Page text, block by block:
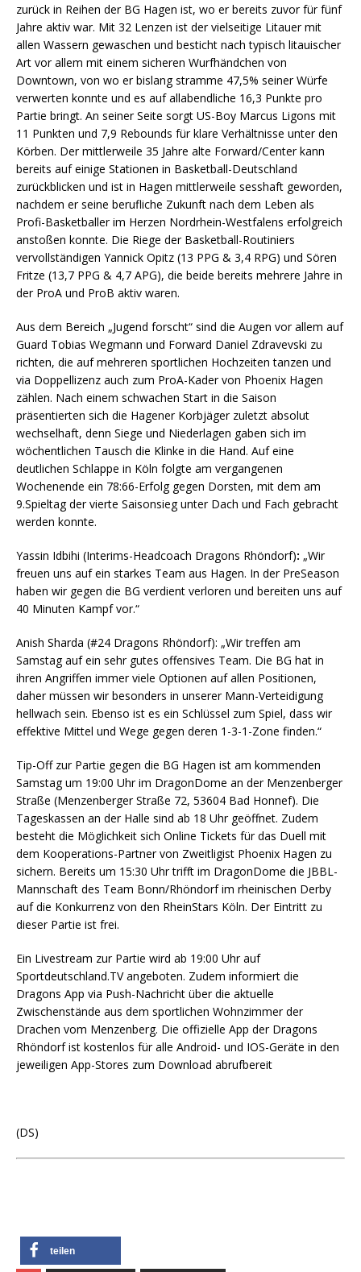
zurück in Reihen der BG Hagen ist, wo er bereits zuvor für fünf
Jahre aktiv war. Mit 32 Lenzen ist der vielseitige Litauer mit
allen Wassern gewaschen und besticht nach typisch litauischer
Art vor allem mit einem sicheren Wurfhändchen von
Downtown, von wo er bislang stramme 47,5% seiner Würfe
verwerten konnte und es auf allabendliche 16,3 Punkte pro
Partie bringt. An seiner Seite sorgt US-Boy Marcus Ligons mit
11 Punkten und 7,9 Rebounds für klare Verhältnisse unter den
Körben. Der mittlerweile 35 Jahre alte Forward/Center kann
bereits auf einige Stationen in Basketball-Deutschland
zurückblicken und ist in Hagen mittlerweile sesshaft geworden,
nachdem er seine berufliche Zukunft nach dem Leben als
Profi-Basketballer im Herzen Nordrhein-Westfalens erfolgreich
anstoßen konnte. Die Riege der Basketball-Routiniers
vervollständigen Yannick Opitz (13 PPG & 3,4 RPG) und Sören
Fritze (13,7 PPG & 4,7 APG), die beide bereits mehrere Jahre in
der ProA und ProB aktiv waren.
Aus dem Bereich „Jugend forscht“ sind die Augen vor allem auf
Guard Tobias Wegmann und Forward Daniel Zdravevski zu
richten, die auf mehreren sportlichen Hochzeiten tanzen und
via Doppellizenz auch zum ProA-Kader von Phoenix Hagen
zählen. Nach einem schwachen Start in die Saison
präsentierten sich die Hagener Korbjäger zuletzt absolut
wechselhaft, denn Siege und Niederlagen gaben sich im
wöchentlichen Tausch die Klinke in die Hand. Auf eine
deutlichen Schlappe in Köln folgte am vergangenen
Wochenende ein 78:66-Erfolg gegen Dorsten, mit dem am
9.Spieltag der vierte Saisonsieg unter Dach und Fach gebracht
werden konnte.
Yassin Idbihi (Interims-Headcoach Dragons Rhöndorf): „Wir
freuen uns auf ein starkes Team aus Hagen. In der PreSeason
haben wir gegen die BG verdient verloren und bereiten uns auf
40 Minuten Kampf vor.“
Anish Sharda (#24 Dragons Rhöndorf): „Wir treffen am
Samstag auf ein sehr gutes offensives Team. Die BG hat in
ihren Angriffen immer viele Optionen auf allen Positionen,
daher müssen wir besonders in unserer Mann-Verteidigung
hellwach sein. Ebenso ist es ein Schlüssel zum Spiel, dass wir
effektive Mittel und Wege gegen deren 1-3-1-Zone finden.“
Tip-Off zur Partie gegen die BG Hagen ist am kommenden
Samstag um 19:00 Uhr im DragonDome an der Menzenberger
Straße (Menzenberger Straße 72, 53604 Bad Honnef). Die
Tageskassen an der Halle sind ab 18 Uhr geöffnet. Zudem
besteht die Möglichkeit sich Online Tickets für das Duell mit
dem Kooperations-Partner von Zweitligist Phoenix Hagen zu
sichern. Bereits um 15:30 Uhr trifft im DragonDome die JBBL-
Mannschaft des Team Bonn/Rhöndorf im rheinischen Derby
auf die Konkurrenz von den RheinStars Köln. Der Eintritt zu
dieser Partie ist frei.
Ein Livestream zur Partie wird ab 19:00 Uhr auf
Sportdeutschland.TV angeboten. Zudem informiert die
Dragons App via Push-Nachricht über die aktuelle
Zwischenstände aus dem sportlichen Wohnzimmer der
Drachen vom Menzenberg. Die offizielle App der Dragons
Rhöndorf ist kostenlos für alle Android- und IOS-Geräte in den
jeweiligen App-Stores zum Download abrufbereit
(DS)
teilen